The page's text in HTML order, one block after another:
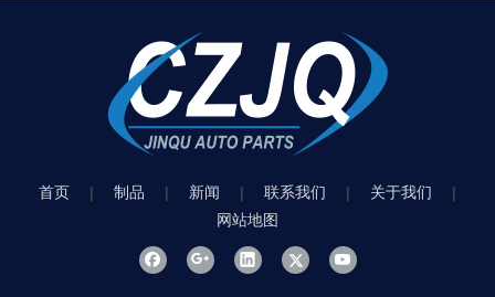
首页 | 制品 | 新闻 | 联系我们 | 关于我们
|
网站地图